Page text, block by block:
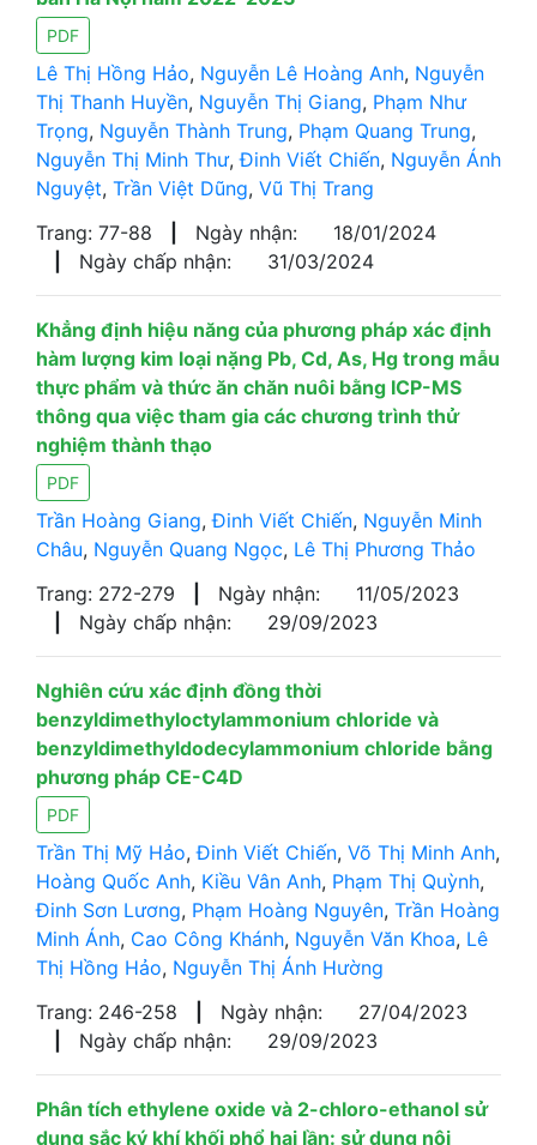
PDF
Lê Thị Hồng Hảo, Nguyễn Lê Hoàng Anh, Nguyễn
Thị Thanh Huyền, Nguyễn Thị Giang, Phạm Như
Trọng, Nguyễn Thành Trung, Phạm Quang Trung,
Nguyễn Thị Minh Thư,Đinh Viết Chiến, Nguyễn Ánh
Nguyệt, Trần Việt Dũng, Vũ Thị Trang
Trang: 77-88
Ngày nhận:
18/01/2024
Ngày chấp nhận: 31/03/2024
Khẳng định hiệu năng của phương pháp xác định
hàm lượng kim loại nặng Pb, Cd, As, Hg trong mẫu
thực phẩm và thức ăn chăn nuôi bằng ICP-MS
thông qua việc tham gia các chương trình thử
nghiệm thành thạo
PDF
Trần Hoàng Giang,Đinh Viết Chiến, Nguyễn Minh
Châu, Nguyễn Quang Ngọc, Lê Thị Phương Thảo
Trang: 272-279
Ngày nhận:
11/05/2023
Ngày chấp nhận: 29/09/2023
Nghiên cứu xác định đồng thời
benzyldimethyloctylammonium chloride và
benzyldimethyldodecylammonium chloride bằng
phương pháp CE-C4D
PDF
Trần Thị Mỹ Hảo,Đinh Viết Chiến, Võ Thị Minh Anh,
Hoàng Quốc Anh, Kiều Vân Anh, Phạm Thị Quỳnh,
Đinh Sơn Lương, Phạm Hoàng Nguyên, Trần Hoàng
Minh Ánh, Cao Công Khánh, Nguyễn Văn Khoa, Lê
Thị Hồng Hảo, Nguyễn Thị Ánh Hường
Trang: 246-258
Ngày nhận:
27/04/2023
Ngày chấp nhận: 29/09/2023
Phân tích ethylene oxide và 2-chloro-ethanol sử
dụng sắc ký khí khối phổ hai lần: sử dụng nội